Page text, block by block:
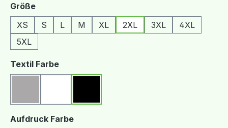
Größeauswählen
XS
S L M XL 2XL 3XL
4XL
5XL
Textil Farbeauswählen
Aufdruck Farbeauswählen